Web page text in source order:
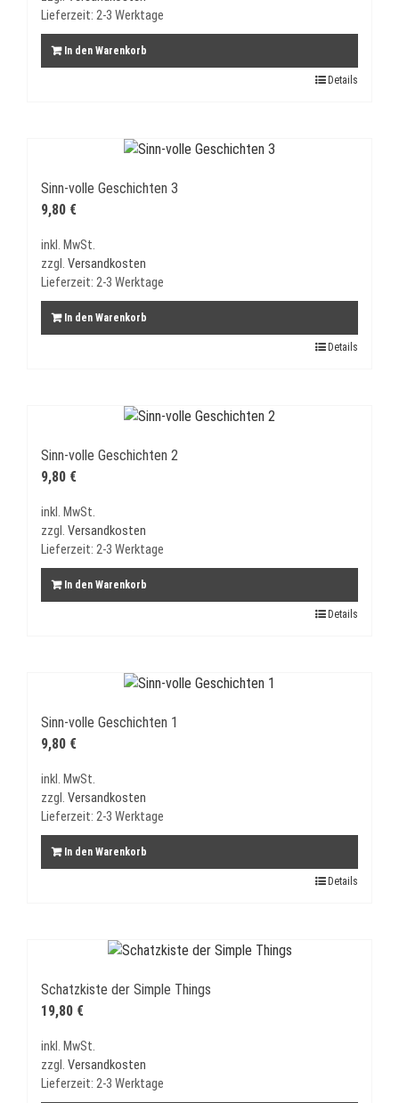
Lieferzeit: 2-3 Werktage
In den Warenkorb
Details
Sinn-volle Geschichten 3
9,80 €
inkl. MwSt.
zzgl. Versandkosten
Lieferzeit: 2-3 Werktage
In den Warenkorb
Details
Sinn-volle Geschichten 2
9,80 €
inkl. MwSt.
zzgl. Versandkosten
Lieferzeit: 2-3 Werktage
In den Warenkorb
Details
Sinn-volle Geschichten 1
9,80 €
inkl. MwSt.
zzgl. Versandkosten
Lieferzeit: 2-3 Werktage
In den Warenkorb
Details
Schatzkiste der Simple Things
19,80 €
inkl. MwSt.
zzgl. Versandkosten
Lieferzeit: 2-3 Werktage